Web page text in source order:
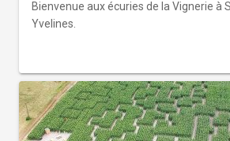
Bienvenue aux écuries de la Vignerie à
Yvelines.